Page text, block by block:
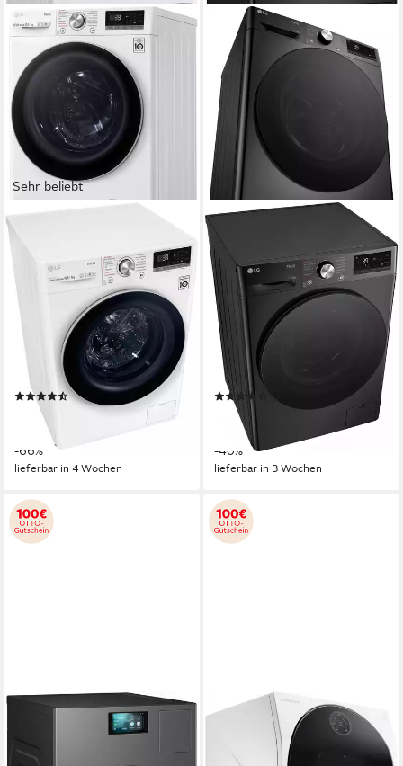
Sehr beliebt
V7WD107H2E
Kapazität Waschen
7 kg
Kapazität Trocknen
71 dB(A)
Betriebsgeräusch
Wasch-Zyklus
Produktdatenblatt
Wasch-Trocken-Zyklus
Produktdatenblatt
(184)
679,00 €
1.999,00 €
19,71 €
-66%
lieferbar in 4 Wochen
W4WR70E6YB
11 kg
Kapazität Waschen
6 kg
Kapazität Trocknen
71 dB(A)
Betriebsgeräusch
Wasch-Zyklus
Produktdatenblatt
Wasch-Trocken-Zyklus
Produktdatenblatt
779,00 €
22,62 €
mtl. in 48 Raten
-40%
lieferbar in 3 Wochen